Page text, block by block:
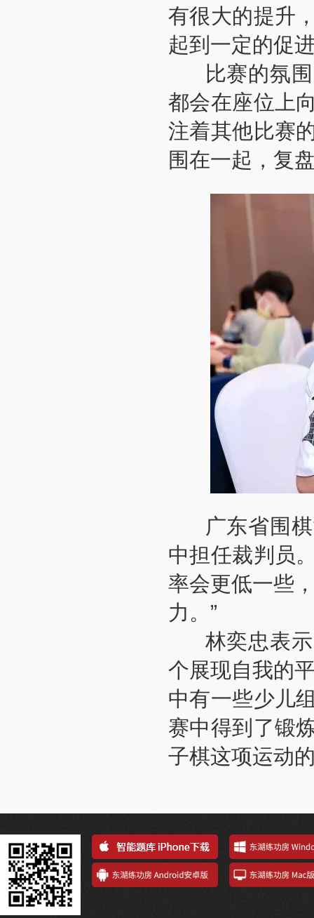
有很大的提升
起到一定的促
比赛的氛围
都会在座位上
注着其他比赛
围在一起，复
广东省围棋
中担任裁判员
率会更低一些
力。”
林奕忠表示
个展现自我的
中有一些少儿
赛中得到了锻
子棋这项运动